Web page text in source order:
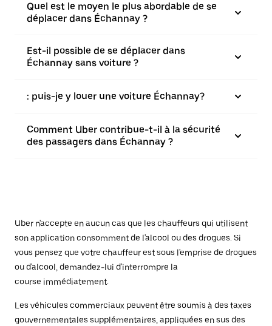
Quel est le moyen le plus abordable de se
déplacer dans Échannay ?
Est-il possible de se déplacer dans
Échannay sans voiture ?
: puis-je y louer une voiture Échannay?
Comment Uber contribue-t-il à la sécurité
des passagers dans Échannay ?
Uber n'accepte en aucun cas que les chauffeurs qui utilisent
son application consomment de l'alcool ou des drogues. Si
vous pensez que votre chauffeur est sous l'emprise de drogues
ou d'alcool, demandez-lui d'interrompre la
course immédiatement.
Les véhicules commerciaux peuvent être soumis à des taxes
gouvernementales supplémentaires, appliquées en sus des